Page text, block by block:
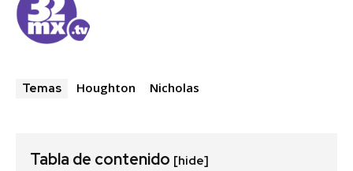
Temas Houghton Nicholas
Tabla de contenido [hide]